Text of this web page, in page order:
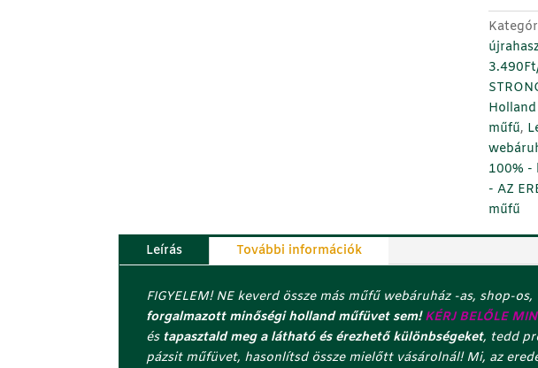
z
á
m
o
t
a
d
d
m
e
g
a
t
o
s
Green
-
Luxus
holland
mű
pázsit
kutyás
udvarba
is
műfű,
100% -
- AZ
műfű
Leírás További információk
FIGYELEM! NE keverd össze más műfű webáruház -as, shop-
forgalmazott minőségi holland műfüvet sem! KÉRJ BELŐLE
éstapasztald meg a látható és érezhető különbségeket, tedd
pázsit műfüvet, hasonlítsd össze mielőtt vásárolnál! Mi, az